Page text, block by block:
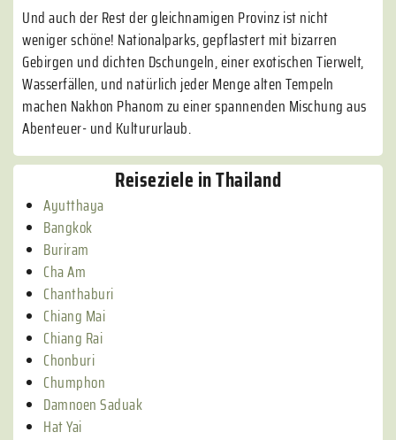
Und auch der Rest der gleichnamigen Provinz ist nicht
weniger schöne! Nationalparks, gepflastert mit bizarren
Gebirgen und dichten Dschungeln, einer exotischen Tierwelt,
Wasserfällen, und natürlich jeder Menge alten Tempeln
machen Nakhon Phanom zu einer spannenden Mischung aus
Abenteuer- und Kultururlaub.
Reiseziele in Thailand
Ayutthaya
Bangkok
Buriram
Cha Am
Chanthaburi
Chiang Mai
Chiang Rai
Chonburi
Chumphon
Damnoen Saduak
Hat Yai